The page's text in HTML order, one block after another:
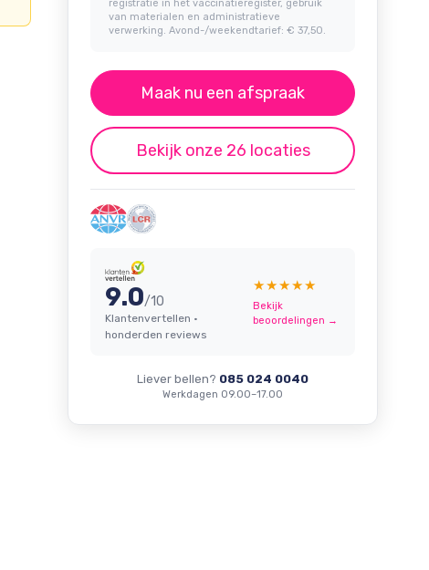
registratie in het vaccinatieregister, gebruik
van materialen en administratieve
verwerking. Avond-/weekendtarief: € 37,50.
Maak nu een afspraak
Bekijk onze 26 locaties
9.0/10
Klantenvertellen ·
honderden reviews
★★★★★
Bekijk
beoordelingen →
Liever bellen? 085 024 0040
Werkdagen 09.00–17.00